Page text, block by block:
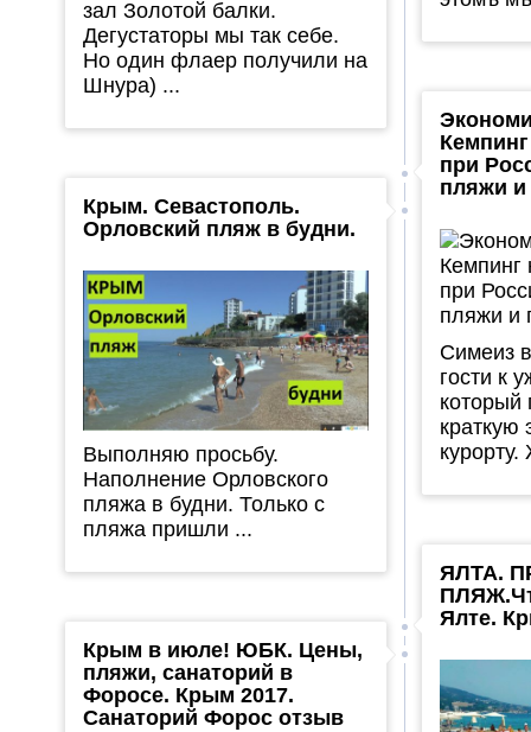
зал Золотой балки.
Дегустаторы мы так себе.
Но один флаер получили на
Шнура) ...
при
пляжи и
Симеиз
гости к
который
краткую
Крым. Севастополь.
Орловский пляж в будни.
Выполняю просьбу.
Наполнение Орловского
пляжа в будни. Только с
пляжа пришли ...
ЯЛТА.
Ялте.
Крым в июле! ЮБК. Цены,
пляжи, санаторий в
Форосе. Крым 2017.
Санаторий Форос отзыв